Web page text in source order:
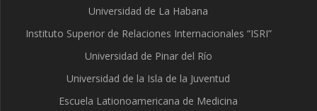
Universidad de La Habana
Instituto Superior de Relaciones Internacionales “ISRI”
Universidad de Pinar del Río
Universidad de la Isla de la Juventud
Escuela Lationoamericana de Medicina